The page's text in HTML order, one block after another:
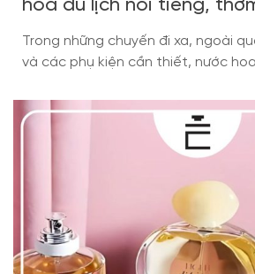
hoa du lịch nổi tiếng,
Trong những chuyến đi xa, ngoài
và các phụ kiện cần thiết, nước
giữ được sự tự tin, quyến rũ trong
những chai nước hoa travel mini